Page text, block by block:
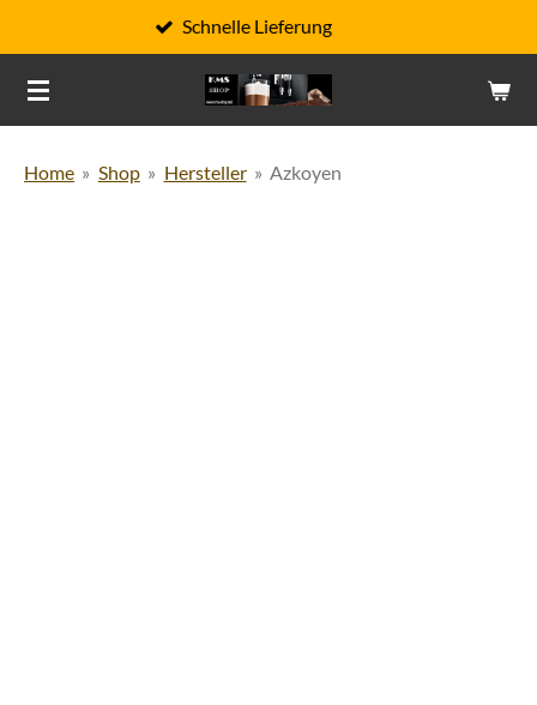
Hauptinhalt
springen
Schnelle Lieferung
Home » Shop » Hersteller » Azkoyen